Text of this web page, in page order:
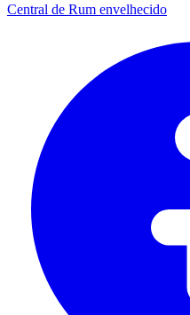
Central de Rum envelhecido